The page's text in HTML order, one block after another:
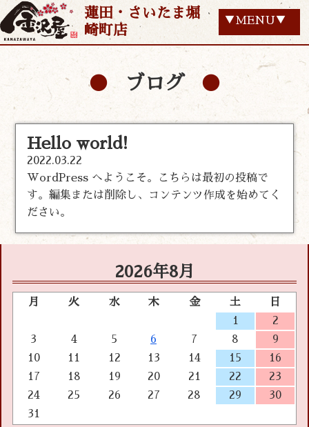
蓮田・さいたま堀
崎町店
▼MENU▼
ブログ
Hello world!
2022.03.22
WordPress へようこそ。こちらは最初の投稿で
す。編集または削除し、コンテンツ作成を始めてく
ださい。
2026年8月
月 火 水 木 金 土
日
1
2
3
4 5 6 7 8
9
10
11 12 13 14 15
16
17
18 19 20 21 22
23
24
25 26 27 28 29
30
31